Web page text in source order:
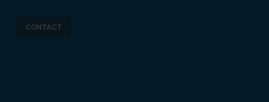
CONTACT